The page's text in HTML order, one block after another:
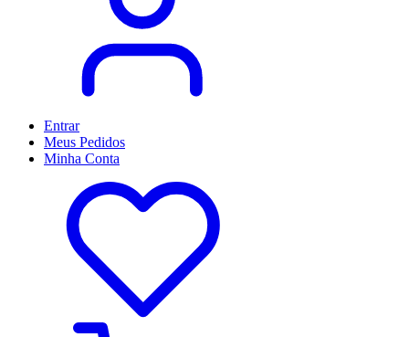
Entrar
Meus Pedidos
Minha Conta